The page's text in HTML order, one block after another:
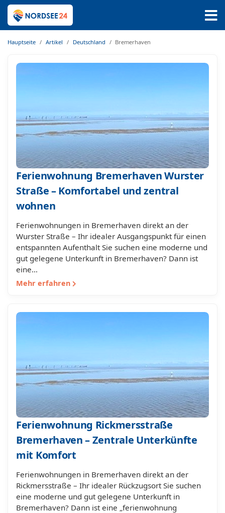
Hauptseite Artikel Deutschland Bremerhaven
Ferienwohnung Bremerhaven Wurster
Straße – Komfortabel und zentral
wohnen
Ferienwohnungen in Bremerhaven direkt an der
Wurster Straße – Ihr idealer Ausgangspunkt für einen
entspannten Aufenthalt Sie suchen eine moderne und
gut gelegene Unterkunft in Bremerhaven? Dann ist
eine…
Mehr erfahren
Ferienwohnung Rickmersstraße
Bremerhaven – Zentrale Unterkünfte
mit Komfort
Ferienwohnungen in Bremerhaven direkt an der
Rickmersstraße – Ihr idealer Rückzugsort Sie suchen
eine moderne und gut gelegene Unterkunft in
Bremerhaven? Dann ist eine „ferienwohnung